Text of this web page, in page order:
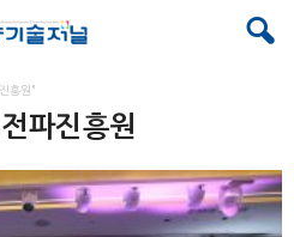
흥원"
파진흥원